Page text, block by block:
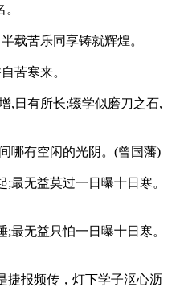
载苦乐同享铸就辉煌。
苦寒来。
,日有所长;辍学似磨刀之石,
哪有空闲的光阴。(曾国藩)
最无益莫过一日曝十日寒。
最无益只怕一日曝十日寒。
捷报频传，灯下学子沤心沥